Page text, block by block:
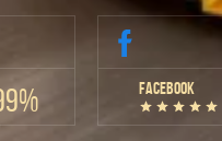
FACEBOOK